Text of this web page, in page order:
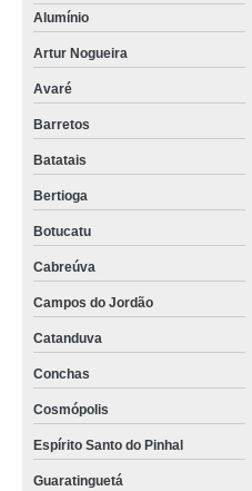
Alumínio
Artur Nogueira
Avaré
Barretos
Batatais
Bertioga
Botucatu
Cabreúva
Campos do Jordão
Catanduva
Conchas
Cosmópolis
Espírito Santo do Pinhal
Guaratinguetá